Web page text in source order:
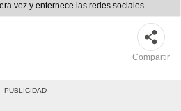
vez y enternece las redes sociales
Compartir